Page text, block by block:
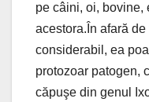
pe câini, oi, bovine,
acestora.În afară
considerabil, ea
protozoar patogen,
căpuşe din genul